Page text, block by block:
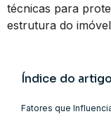
técnicas para
estrutura do
Índice do artigo
Fatores que